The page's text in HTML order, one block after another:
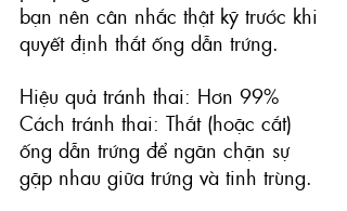
bạn nên cân nhắc thật kỹ trước khi
quyết định thắt ống dẫn trứng.
Hiệu quả tránh thai: Hơn 99%
Cách tránh thai: Thắt (hoặc cắt)
ống dẫn trứng để ngăn chặn sự
gặp nhau giữa trứng và tinh trùng.